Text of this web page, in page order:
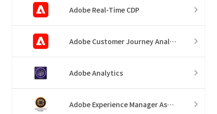
Adobe Real-Time CDP
Adobe Customer Journey Analytics
Adobe Analytics
Adobe Experience Manager Assets